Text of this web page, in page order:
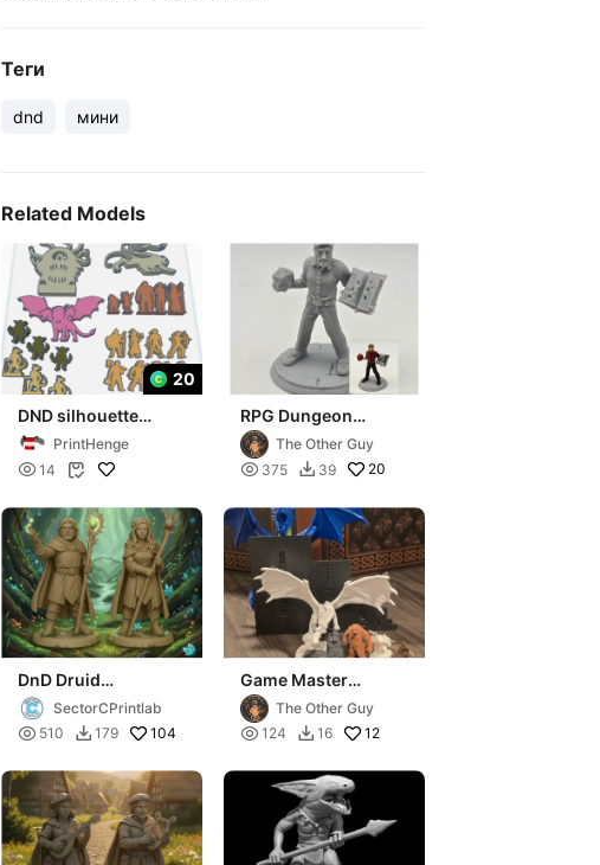
Теги
dnd мини
Related Models
20
DND silhouette
minis collection 1
PrintHenge
 14 
RPG Dungeon
Master Miniature
The Other Guy
 375  39 20
DnD Druid
Miniatures (5cm) -
Rol SectorCPrintlab
 510  179 104
Game Master
Miniature Size Tool
The Other Guy
 124  16 12